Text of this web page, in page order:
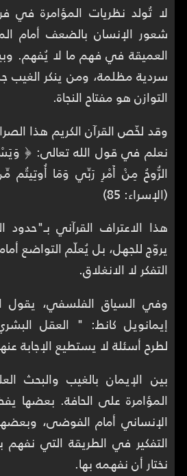
لا تُولد نظريات المؤامرة في
شعور الإنسان بالضعف أمام
العميقة في فهم ما لا يُفهم.
سردية مظلمة، ومن ينكر الغيب
التوازن هو مفتاح النجاة.
وقد لخّص القرآن الكريم هذا
نعلم في قول الله تعالى: ﴿
الرُّوحُ مِنْ أَمْرِ رَبِّي وَمَا أُوتِيتُم
(الإسراء: 85)
هذا الاعتراف القرآني بـ"حدود
يروّج للجهل، بل يُعلّم التواضع
التفكر لا الانغلاق.
وفي السياق الفلسفي، يقول
إيمانويل كانط: " العقل
لطرح أسئلة لا يستطيع الإجابة
بين الإيمان بالغيب والبحث
المؤامرة على الحافة. بعضها
الإنساني أمام الفوضى، وبعضها
التفكير في الطريقة التي نفهم
نختار أن نفهمه بها.